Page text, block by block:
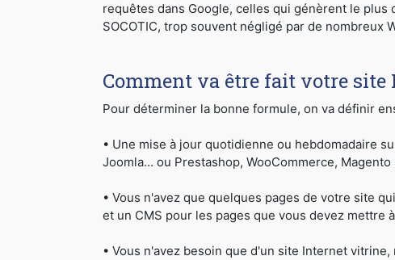
requêtes dans Google, celles qui génèrent le
SOCOTIC, trop souvent négligé par de nombreux
Comment va être fait votre site
Pour déterminer la bonne formule, on va définir
• Une mise à jour quotidienne ou hebdomadaire
Joomla... ou Prestashop, WooCommerce,
• Vous n'avez que quelques pages de votre site
et un CMS pour les pages que vous devez mettre
• Vous n'avez besoin que d'un site Internet